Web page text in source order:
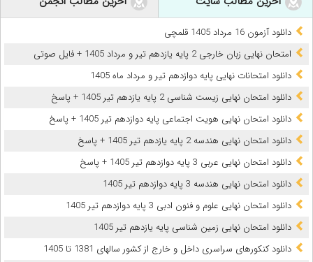
دانلود آزمون 16 مرداد 1405 قلمچی
امتحان نهایی زبان خارجی 2 پایه یازدهم تیر و مرداد 1405 + فایل صوتی
دانلود امتحانات نهایی پایه دوازدهم تیر و مرداد ماه 1405
دانلود امتحان نهایی زیست شناسی 2 پایه یازدهم تیر 1405 + پاسخ
دانلود امتحان نهایی هویت اجتماعی پایه دوازدهم تیر 1405 + پاسخ
دانلود امتحان نهایی هندسه 2 پایه یازدهم تیر 1405 + پاسخ
دانلود امتحان نهایی عربی 3 پایه دوازدهم تیر 1405 + پاسخ
دانلود امتحان نهایی هندسه 3 پایه دوازدهم تیر 1405
دانلود امتحان نهایی علوم و فنون ادبی 3 پایه دوازدهم تیر 1405
دانلود امتحان نهایی زمین شناسی پایه یازدهم تیر 1405
دانلود کنکورهای سراسری داخل و خارج از کشور سالهای 1381 تا 1405